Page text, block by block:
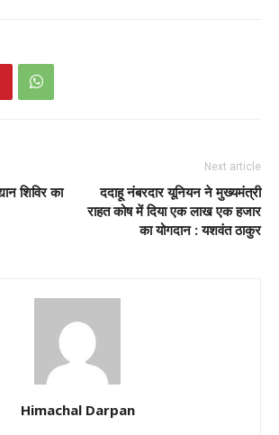
शिविर का
Next article
ददाहू नंबरदार यूनियन ने मुख्यमंत्री
राहत कोष में दिया एक लाख एक हजार
का योगदान : यशवंत ठाकुर
Himachal Darpan